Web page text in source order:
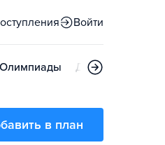
Войти
Олимпиады Дни открытых
в план